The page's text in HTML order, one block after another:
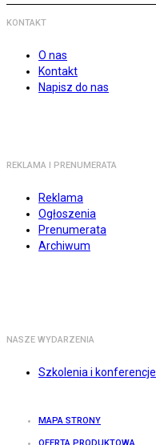
KONTAKT
O nas
Kontakt
Napisz do nas
REKLAMA I PRENUMERATA
Reklama
Ogłoszenia
Prenumerata
Archiwum
NASZE WYDARZENIA
Szkolenia i konferencje
MAPA STRONY